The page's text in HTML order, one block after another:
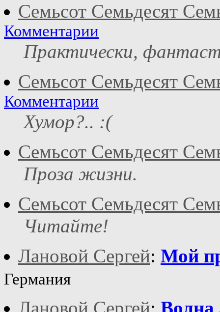
Семьсот Семьдесят
Комментарии
Практически,
Семьсот Семьдесят
Комментарии
Хумор?.. :(
Семьсот Семьдесят
Проза жизни.
Семьсот Семьдесят
Читайте!
Лановой Сергей: Мой
Германия